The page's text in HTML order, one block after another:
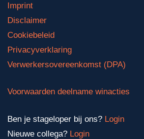
Imprint
Disclaimer
Cookiebeleid
Privacyverklaring
Verwerkersovereenkomst (DPA)
Voorwaarden deelname winacties
Ben je stageloper bij ons? Login
Nieuwe collega? Login